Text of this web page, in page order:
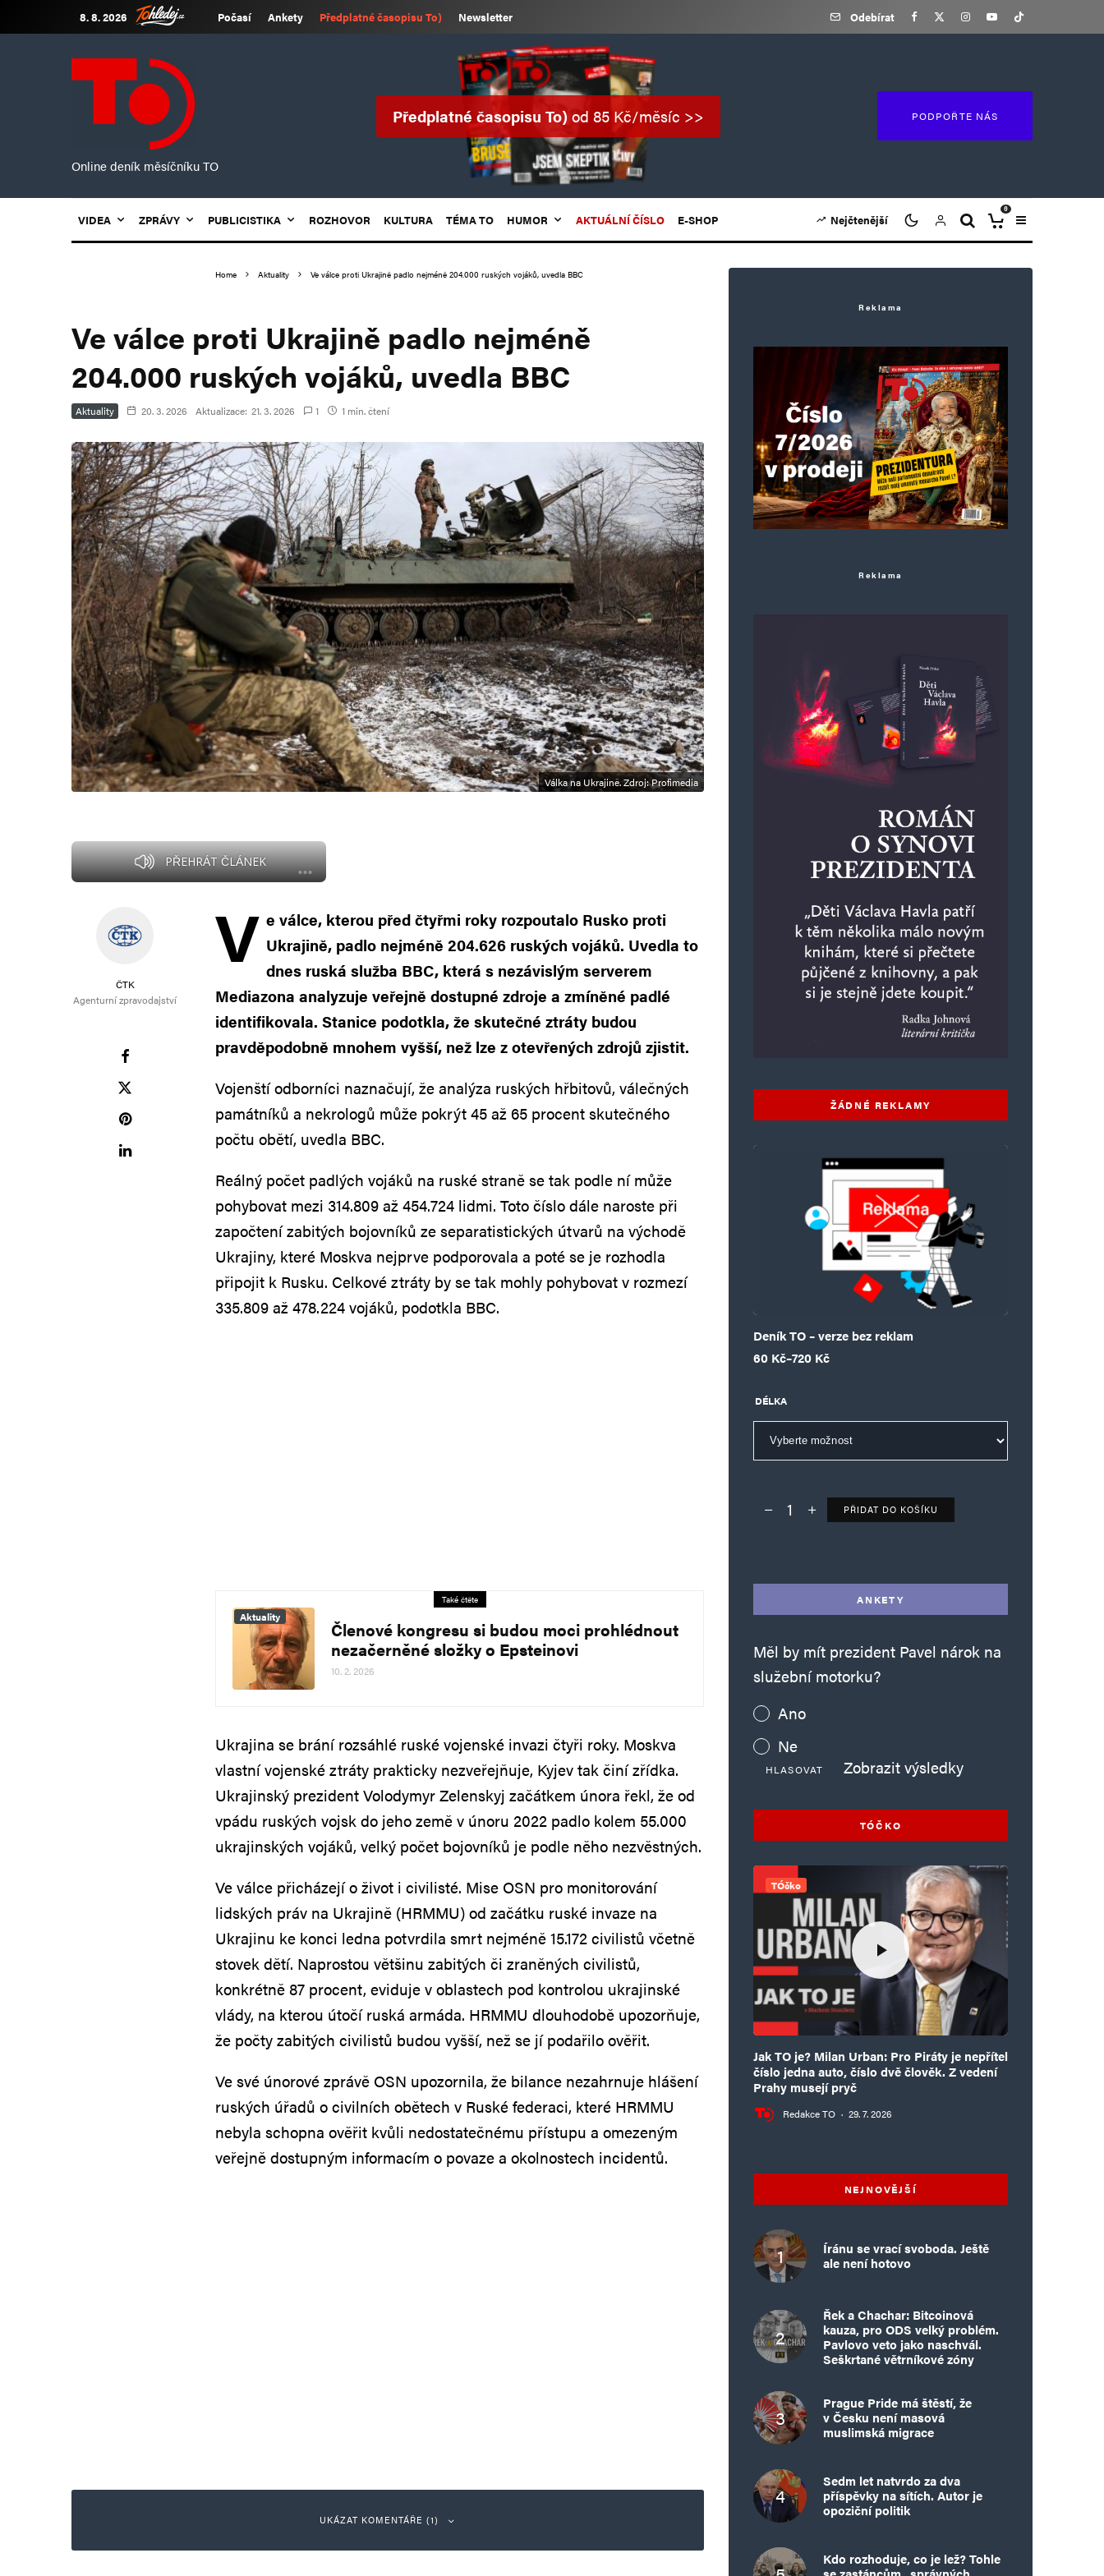
8. 8. 2026 Počasí Ankety Předplatné časopisu To) Newsletter Odebírat
Online deník měsíčníku TO
Předplatné časopisu To)od 85 Kč/měsíc >> PODPOŘTE NÁS
VIDEA ZPRÁVY PUBLICISTIKA ROZHOVOR KULTURA TÉMA TO HUMOR AKTUÁLNÍ ČÍSLO E-SHOP Nejčtenější
0
Home Aktuality Ve válce proti Ukrajině padlo nejméně 204.000 ruských vojáků, uvedla BBC
Ve válce proti Ukrajině padlo nejméně
204.000 ruských vojáků, uvedla BBC
Aktuality 20. 3. 2026 Aktualizace: 21. 3. 2026 1 1 min. čtení
Válka na Ukrajině. Zdroj: Profimedia
PŘEHRÁT ČLÁNEK
ČTK
Agenturní zpravodajství
V e válce, kterou před čtyřmi roky rozpoutalo Rusko proti
Ukrajině, padlo nejméně 204.626 ruských vojáků. Uvedla to
dnes ruská služba BBC, která s nezávislým serverem
Mediazona analyzuje veřejně dostupné zdroje a zmíněné padlé
identifikovala. Stanice podotkla, že skutečné ztráty budou
pravděpodobně mnohem vyšší, než lze z otevřených zdrojů zjistit.
Vojenští odborníci naznačují, že analýza ruských hřbitovů, válečných
památníků a nekrologů může pokrýt 45 až 65 procent skutečného
počtu obětí, uvedla BBC.
Reálný počet padlých vojáků na ruské straně se tak podle ní může
pohybovat mezi 314.809 až 454.724 lidmi. Toto číslo dále naroste při
započtení zabitých bojovníků ze separatistických útvarů na východě
Ukrajiny, které Moskva nejprve podporovala a poté se je rozhodla
připojit k Rusku. Celkové ztráty by se tak mohly pohybovat v rozmezí
335.809 až 478.224 vojáků, podotkla BBC.
Také čtěte
Aktuality
Členové kongresu si budou moci prohlédnout
nezačerněné složky o Epsteinovi
10. 2. 2026
Ukrajina se brání rozsáhlé ruské vojenské invazi čtyři roky. Moskva
vlastní vojenské ztráty prakticky nezveřejňuje, Kyjev tak činí zřídka.
Ukrajinský prezident Volodymyr Zelenskyj začátkem února řekl, že od
vpádu ruských vojsk do jeho země v únoru 2022 padlo kolem 55.000
ukrajinských vojáků, velký počet bojovníků je podle něho nezvěstných.
Ve válce přicházejí o život i civilisté. Mise OSN pro monitorování
lidských práv na Ukrajině (HRMMU) od začátku ruské invaze na
Ukrajinu ke konci ledna potvrdila smrt nejméně 15.172 civilistů včetně
stovek dětí. Naprostou většinu zabitých či zraněných civilistů,
konkrétně 87 procent, eviduje v oblastech pod kontrolou ukrajinské
vlády, na kterou útočí ruská armáda. HRMMU dlouhodobě upozorňuje,
že počty zabitých civilistů budou vyšší, než se jí podařilo ověřit.
Ve své únorové zprávě OSN upozornila, že bilance nezahrnuje hlášení
ruských úřadů o civilních obětech v Ruské federaci, které HRMMU
nebyla schopna ověřit kvůli nedostatečnému přístupu a omezeným
veřejně dostupným informacím o povaze a okolnostech incidentů.
UKÁZAT KOMENTÁŘE (1)
Reklama
Reklama
ŽÁDNÉ REKLAMY
Deník TO – verze bez reklam
60 Kč–720 Kč
Rozpětí cen: 60 Kč až 720 Kč
DÉLKA
Deník TO – verze bez reklam množství
PŘIDAT DO KOŠÍKU
ANKETY
Měl by mít prezident Pavel nárok na
služební motorku?
Ano
Ne
HLASOVAT Zobrazit výsledky
TÓČKO
TÓčko
Jak TO je? Milan Urban: Pro Piráty je nepřítel
číslo jedna auto, číslo dvě člověk. Z vedení
Prahy musejí pryč
Redakce TO · 29. 7. 2026
NEJNOVĚJŠÍ
Íránu se vrací svoboda. Ještě
ale není hotovo
Řek a Chachar: Bitcoinová
kauza, pro ODS velký problém.
Pavlovo veto jako naschvál.
Seškrtané větrníkové zóny
Prague Pride má štěstí, že
v Česku není masová
muslimská migrace
Sedm let natvrdo za dva
příspěvky na sítích. Autor je
opoziční politik
Kdo rozhoduje, co je lež? Tohle